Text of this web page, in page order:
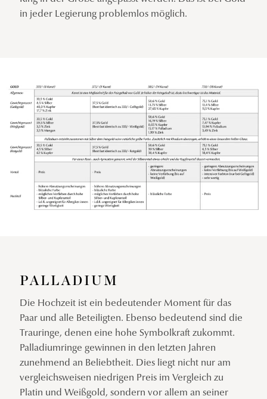
in jeder Legierung problemlos möglich.
PALLADIUM
Die Hochzeit ist ein bedeutender Moment für das
Paar und alle Beteiligten. Ebenso bedeutend sind die
Trauringe, denen eine hohe Symbolkraft zukommt.
Palladiumringe gewinnen in den letzten Jahren
zunehmend an Beliebtheit. Dies liegt nicht nur am
vergleichsweisen niedrigen Preis im Vergleich zu
Platin und Weißgold, sondern vor allem an seiner